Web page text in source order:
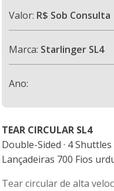
Valor: R$ Sob Consulta
Marca: Starlinger SL4
Ano:
TEAR CIRCULAR SL4
Double-Sided · 4
Lançadeiras 700 Fios
Tear circular de alta